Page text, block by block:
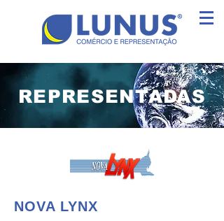
REPRESENTADAS
NOVA LYNX